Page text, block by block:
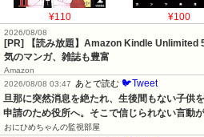
¥110 ¥100
2026/08/08
[PR] 【読み放題】Amazon Kindle Unlimited
気のマンガ、雑誌も豊富
Amazon
2026/08/08 03:47
あとで読む 🐦Tweet
旦那に突然消息を絶たれ、生後間もない子供
申請のため役所へ。そこで信じられない言動
おにひめちゃんの監視部屋